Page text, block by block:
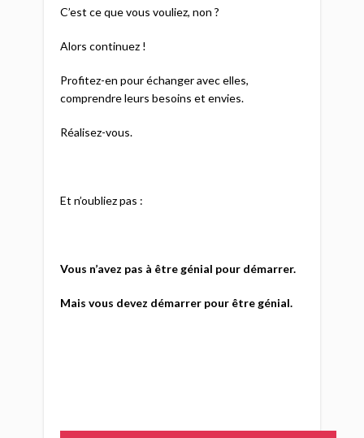
C’est ce que vous vouliez, non ?
Alors continuez !
Profitez-en pour échanger avec elles,
comprendre leurs besoins et envies.
Réalisez-vous.
Et n’oubliez pas :
Vous n’avez pas à être génial pour démarrer.
Mais vous devez démarrer pour être génial.